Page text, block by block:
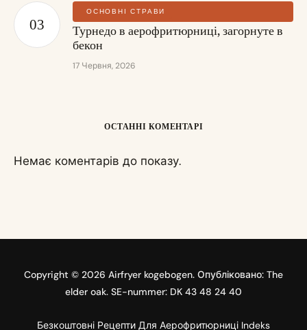
ОСНОВНІ СТРАВИ
Турнедо в аерофритюрниці, загорнуте в
бекон
17 Червня, 2026
ОСТАННІ КОМЕНТАРІ
Немає коментарів до показу.
Copyright © 2026 Airfryer kogebogen. Опубліковано: The
elder oak. SE-nummer: DK 43 48 24 40
Безкоштовні Рецепти Для Аерофритюрниці Indeks